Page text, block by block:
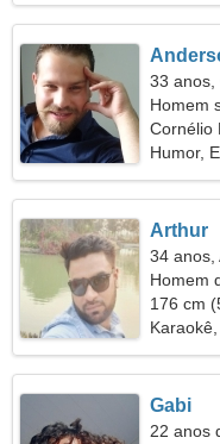
33 anos,
Homem
Cornélio
Humor,
Arthur
34 anos,
Homem
176 cm
Gabi
22 anos